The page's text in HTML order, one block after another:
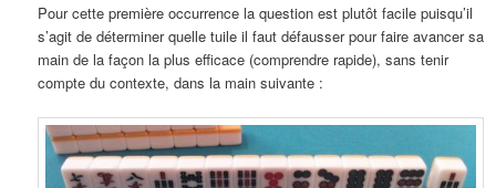
Pour cette première occurrence la question est plutôt facile puisqu’il
s’agit de déterminer quelle tuile il faut défausser pour faire avancer sa
main de la façon la plus efficace (comprendre rapide), sans tenir
compte du contexte, dans la main suivante :